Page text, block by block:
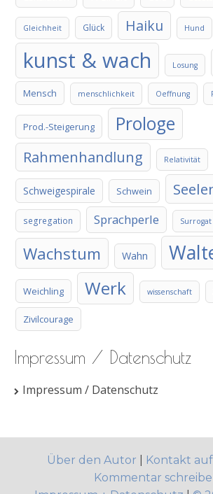
Gleichheit Glück Haiku Hund
kunst & wach Losung
Mensch menschlichkeit Oeffnung
Prod.-Steigerung Prologe
Rahmenhandlung Relativität
Schweigespirale Schwein
segregation Sprachperle Surrogat
Wachstum Wahn
Weichling Werk wissenschaft
Zivilcourage
Impressum / Datenschutz
Impressum / Datenschutz
Über den Autor Kontakt
Kommentar